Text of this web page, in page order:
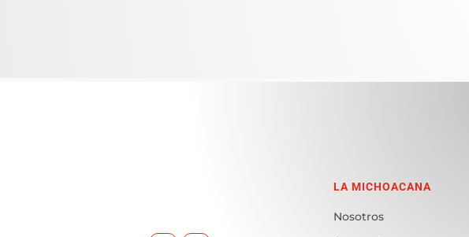
LA MICHOACANA
Nosotros